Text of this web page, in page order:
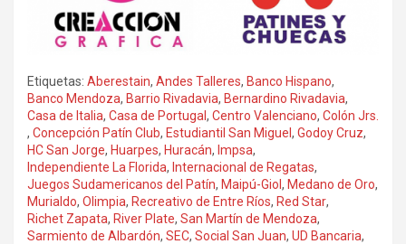
Etiquetas: Aberestain, Andes Talleres, Banco Hispano,
Banco Mendoza, Barrio Rivadavia, Bernardino Rivadavia,
Casa de Italia, Casa de Portugal , Centro Valenciano, Colón Jrs.
, Concepción Patín Club, Estudiantil San Miguel , Godoy Cruz,
HC San Jorge, Huarpes, Huracán, Impsa,
Independiente La Florida, Internacional de Regatas,
Juegos Sudamericanos del Patín, Maipú-Giol , Medano de Oro,
Murialdo, Olimpia, Recreativo de Entre Ríos, Red Star,
Richet Zapata, River Plate, San Martín de Mendoza,
Sarmiento de Albardón, SEC, Social San Juan, UD Bancaria,